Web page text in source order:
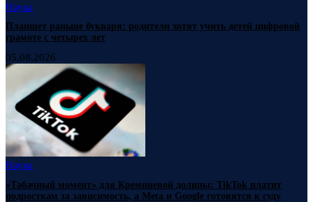
Наука
Планшет раньше букваря: родители хотят учить детей цифровой
грамоте с четырех лет
05.08.2026
Наука
«Табачный момент» для Кремниевой долины: TikTok платит
подросткам за зависимость, а Meta и Google готовятся к суду